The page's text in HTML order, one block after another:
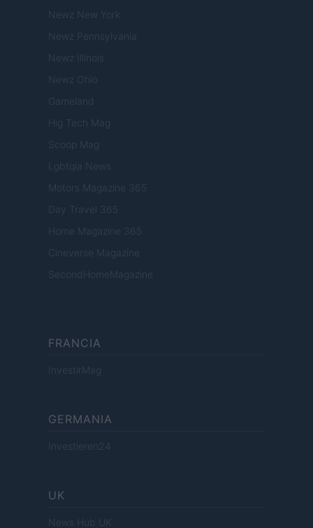
Newz New York
Newz Pennsylvania
Newz Illinois
Newz Ohio
Gameland
Hig Tech Mag
Scoop Mag
Lgbtqia News
Motors Magazine 365
Day Travel 365
Home Magazine 365
Cineverse Magazine
SecondHomeMagazine
FRANCIA
InvestirMag
GERMANIA
Investieren24
UK
News Hub UK